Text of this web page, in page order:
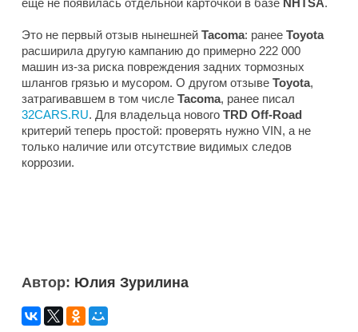
Это не первый отзыв нынешней Tacoma: ранее Toyota
расширила другую кампанию до примерно 222 000
машин из-за риска повреждения задних тормозных
шлангов грязью и мусором. О другом отзыве Toyota,
затрагивавшем в том числе Tacoma, ранее писал
32CARS.RU. Для владельца нового TRD Off-Road
критерий теперь простой: проверять нужно VIN, а не
только наличие или отсутствие видимых следов
коррозии.
Автор: Юлия Зурилина